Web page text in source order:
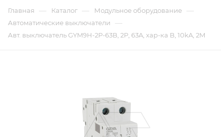
Главная — Каталог — Модульное оборудование —
Автоматические выключатели —
Авт. выключатель GYM9H-2P-63B, 2P, 63A, хар-ка B, 10kA, 2M